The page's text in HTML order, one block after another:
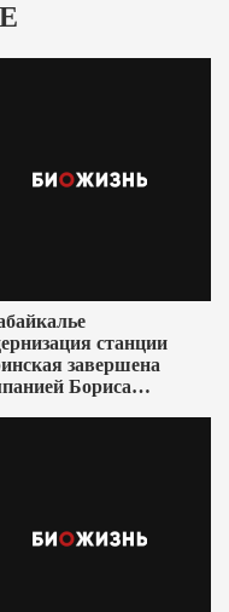
станции
завершена
Бориса